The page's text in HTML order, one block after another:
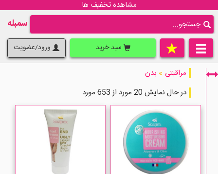
مشاهده تخفیف ها
سمبله
سبد خرید ورود/عضویت
فقط نمایش کالاهای موجود
مراقبتی » بدن
در حال نمایش 20 مورد از 653 مورد